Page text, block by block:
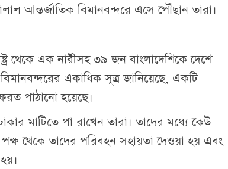
আন্তর্জাতিক বিমানবন্দরে এসে পৌঁছান তারা।
থেকে এক নারীসহ ৩৯ জন বাংলাদেশিকে দেশে
একাধিক সূত্র জানিয়েছে, একটি
পাঠানো হয়েছে।
মাটিতে পা রাখেন তারা। তাদের মধ্যে কেউ
থেকে তাদের পরিবহন সহায়তা দেওয়া হয় এবং